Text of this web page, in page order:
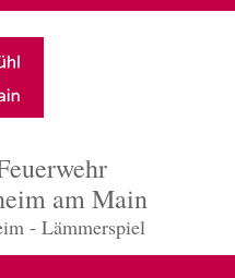
am Main
- Lämmerspiel